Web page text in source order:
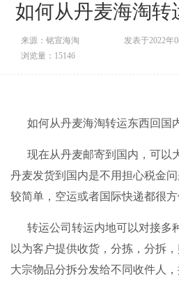
如何从丹麦海淘转
来源：铭宣海淘
发表于2022年
浏览量：15146
如何从丹麦海淘转运东西回国
现在从丹麦邮寄到国内，可以
丹麦发货到国内是不用担心税金
较简单，空运或者国际快递都很方
转运公司 转运内地可以对接多
以为客户提供收货，分拣，分拆
大宗物品分拆分发给不同收件人